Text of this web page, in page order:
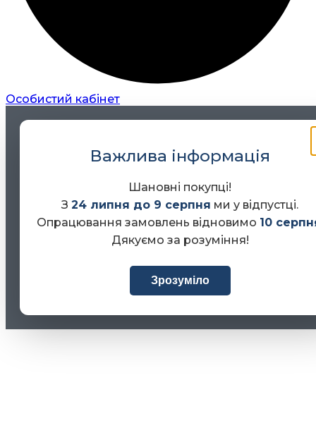
Особистий кабінет
Важлива інформація
Шановні покупці!
З24 липня до 9 серпня ми у відпустці.
Опрацювання замовлень відновимо 10
Дякуємо за розуміння!
Зрозуміло